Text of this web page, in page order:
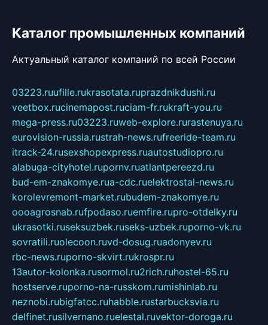
Каталог промышленных компаний
Актуальный каталог компаний по всей России
03223.ruufille.rukrasotata.ruprazdnikdushi.ru
veetbox.rucinemapost.ruciam-fr.rukraft-you.ru
mega-press.ru03223.ruweb-explore.rurastenuya.ru
eurovision-russia.rustrah-news.rufreeride-team.ru
itrack-24.rusexshopexpress.ruautostudiopro.ru
alabuga-cityhotel.rupornv.ruatlantpereezd.ru
bud-em-znakomye.rua-cdc.ruelektrostal-news.ru
korolevremont-market.rubudem-znakomye.ru
oooagrosnab.rufpodaso.ruemfire.rupro-otdelky.ru
ukrasotki.ruseksuzbek.ruseks-uzbek.ruporno-vk.ru
sovratili.ruolecoon.ruvd-dosug.ruadonyev.ru
rbc-news.ruporno-skvirt.rukrospr.ru
13autor-kolonka.rusormol.ru2rich.ruhostel-65.ru
hostserve.ruporno-na-russkom.rumishinlab.ru
neznobi.rubigfatcc.ruhabble.rustarbucksvia.ru
delfinet.rusilvernano.ruelestal.ruvektor-doroga.ru